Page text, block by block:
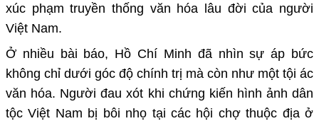
xúc phạm truyền thống văn hóa lâu đời của người
Việt Nam.
Ở nhiều bài báo, Hồ Chí Minh đã nhìn sự áp bức
không chỉ dưới góc độ chính trị mà còn như một tội ác
văn hóa. Người đau xót khi chứng kiến hình ảnh dân
tộc Việt Nam bị bôi nhọ tại các hội chợ thuộc địa ở